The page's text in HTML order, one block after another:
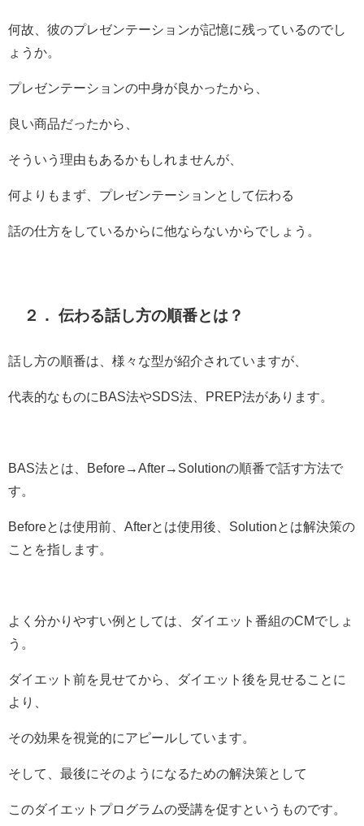
何故、彼のプレゼンテーションが記憶に残っているのでし
ょうか。
プレゼンテーションの中身が良かったから、
良い商品だったから、
そういう理由もあるかもしれませんが、
何よりもまず、プレゼンテーションとして伝わる
話の仕方をしているからに他ならないからでしょう。
２． 伝わる話し方の順番とは？
話し方の順番は、様々な型が紹介されていますが、
代表的なものにBAS法やSDS法、PREP法があります。
BAS法とは、Before→After→Solutionの順番で話す方法で
す。
Beforeとは使用前、Afterとは使用後、Solutionとは解決策の
ことを指します。
よく分かりやすい例としては、ダイエット番組のCMでしょ
う。
ダイエット前を見せてから、ダイエット後を見せることに
より、
その効果を視覚的にアピールしています。
そして、最後にそのようになるための解決策として
このダイエットプログラムの受講を促すというものです。